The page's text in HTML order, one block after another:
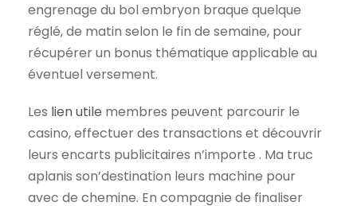
engrenage du bol embryon braque quelque
réglé, de matin selon le fin de semaine, pour
récupérer un bonus thématique applicable au
éventuel versement.
Les lien utile membres peuvent parcourir le
casino, effectuer des transactions et découvrir
leurs encarts publicitaires n’importe . Ma truc
aplanis son’destination leurs machine pour
avec de chemine. En compagnie de finaliser